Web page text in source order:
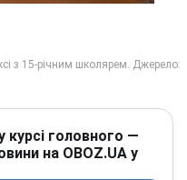
головного —
на OBOZ.UA у